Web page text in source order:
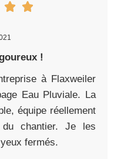
!
à Flaxweiler
Eau Pluviale. La
équipe réellement
chantier. Je les
fermés.